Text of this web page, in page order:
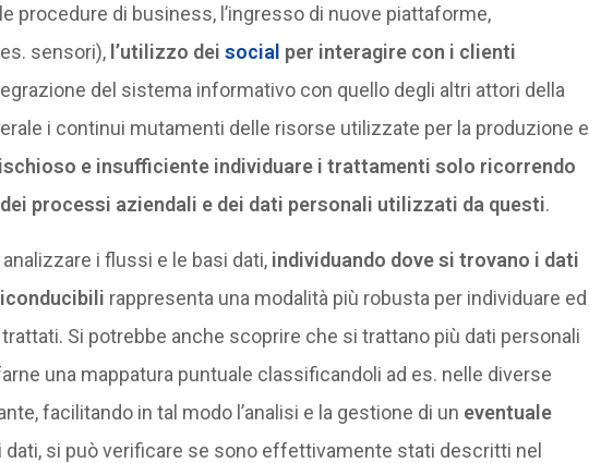
procedure di business, l’ingresso di nuove piattaforme,
sensori), l’utilizzo dei social per interagire con i clienti
del sistema informativo con quello degli altri attori della
i continui mutamenti delle risorse utilizzate per la produzione e
e insufficiente individuare i trattamenti solo ricorrendo
processi aziendali e dei dati personali utilizzati da questi.
i flussi e le basi dati, individuando dove si trovano i dati
rappresenta una modalità più robusta per individuare ed
Si potrebbe anche scoprire che si trattano più dati personali
una mappatura puntuale classificandoli ad es. nelle diverse
facilitando in tal modo l’analisi e la gestione di un eventuale
dati, si può verificare se sono effettivamente stati descritti nel